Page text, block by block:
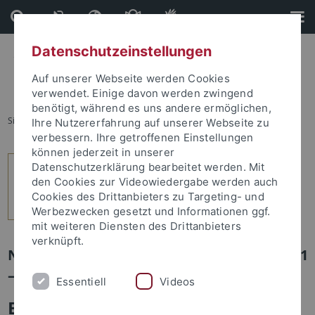
Direkt
zum
Inhalt
Direkt
zur
Fußleiste
Sie sind hier: Startseite ... index
Newsletter Uni Tübingen aktuell Nr. 4/2011
– 17.10.2011
Editorial
Datenschutzeinstellungen
Auf unserer Webseite werden Cookies
verwendet. Einige davon werden zwingend
benötigt, während es uns andere ermöglichen,
Ihre Nutzererfahrung auf unserer Webseite zu
verbessern. Ihre getroffenen Einstellungen
können jederzeit in unserer
Datenschutzerklärung bearbeitet werden. Mit
den Cookies zur Videowiedergabe werden auch
Cookies des Drittanbieters zu Targeting- und
Werbezwecken gesetzt und Informationen ggf.
mit weiteren Diensten des Drittanbieters
verknüpft.
Essentiell Videos